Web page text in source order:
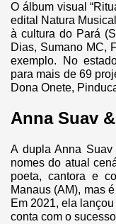
O álbum visual
edital Natura
à cultura do Pará
Dias, Sumano MC,
exemplo. No
para mais de 69
Dona Onete,
Anna Suav
A dupla Anna
nomes do atual
poeta, cantora e
Manaus (AM), mas
Em 2021, ela
conta com o sucesso